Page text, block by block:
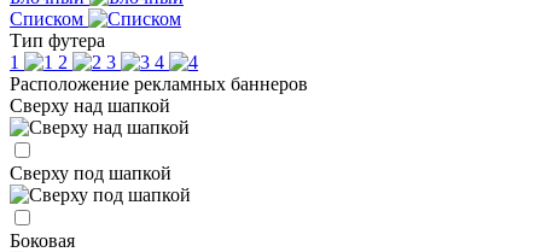
Списком
Тип футера
1
2 3
4
Расположение рекламных баннеров
Сверху над шапкой
Сверху под шапкой
Боковая